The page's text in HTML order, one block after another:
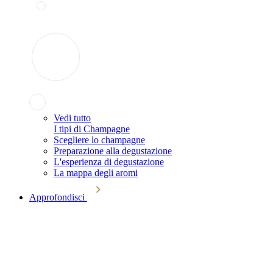
Vedi tutto
I tipi di Champagne
Scegliere lo champagne
Preparazione alla degustazione
L'esperienza di degustazione
La mappa degli aromi
Approfondisci